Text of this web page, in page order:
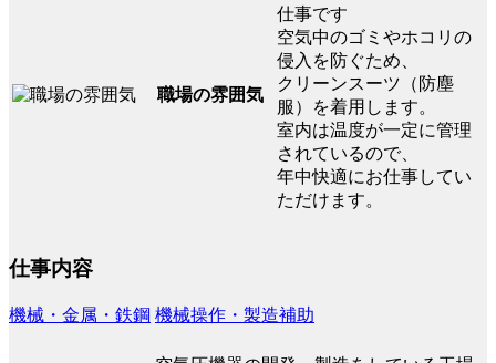
職場の雰囲気
仕事です
空気中のゴミやホコリの
侵入を防ぐため、
クリーンスーツ（防塵
服）を着用します。
室内は温度が一定に管理
されているので、
年中快適にお仕事してい
ただけます。
仕事内容
機械・金属・鉄鋼 機械操作・製造補助